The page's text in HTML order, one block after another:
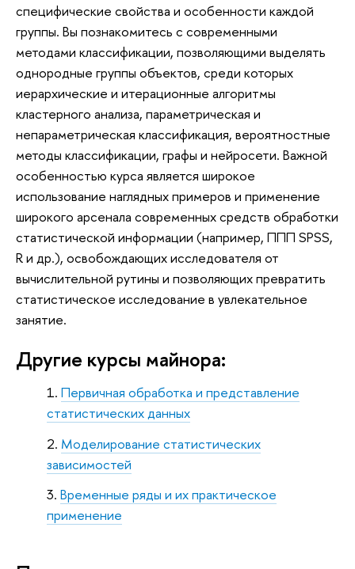
специфические свойства и особенности каждой
группы. Вы познакомитесь с современными
методами классификации, позволяющими выделять
однородные группы объектов, среди которых
иерархические и итерационные алгоритмы
кластерного анализа, параметрическая и
непараметрическая классификация, вероятностные
методы классификации, графы и нейросети. Важной
особенностью курса является широкое
использование наглядных примеров и применение
широкого арсенала современных средств обработки
статистической информации (например, ППП SPSS,
R и др.), освобождающих исследователя от
вычислительной рутины и позволяющих превратить
статистическое исследование в увлекательное
занятие.
Другие курсы майнора:
Первичная обработка и представление
статистических данных
Моделирование статистических
зависимостей
Временные ряды и их практическое
применение